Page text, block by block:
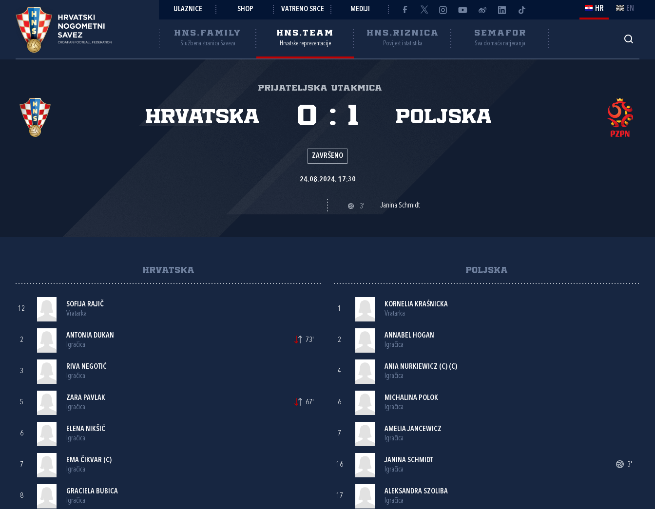
ULAZNICE SHOP VATRENO SRCE MEDIJI HR EN
HNS.FAMILY
Službena stranica Saveza
HNS.TEAM
Hrvatske reprezentacije
HNS.RIZNICA
Povijest i statistika
SEMAFOR
Sva domaća natjecanja
Prijateljska utakmica
Hrvatska Poljska
0 : 1
ZAVRŠENO
24.08.2024. 17:30
3' Janina Schmidt
HRVATSKA
12
SOFIJA RAJIČ
Vratarka
2
ANTONIA DUKAN
Igračica
73'
3
RIVA NEGOTIĆ
Igračica
5
ZARA PAVLAK
Igračica
67'
6
ELENA NIKŠIĆ
Igračica
7
EMA ČIKVAR (C)
Igračica
8
GRACIELA BUBICA
Igračica
POLJSKA
1
KORNELIA KRAŚNICKA
Vratarka
2
ANNABEL HOGAN
Igračica
4
ANIA NURKIEWICZ (C) (C)
Igračica
6
MICHALINA POLOK
Igračica
7
AMELIA JANCEWICZ
Igračica
16
JANINA SCHMIDT
Igračica
3'
17
ALEKSANDRA SZOLIBA
Igračica